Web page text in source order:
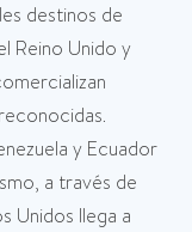
destinos de
Reino Unido y
y Ecuador
a través de
Unidos llega a